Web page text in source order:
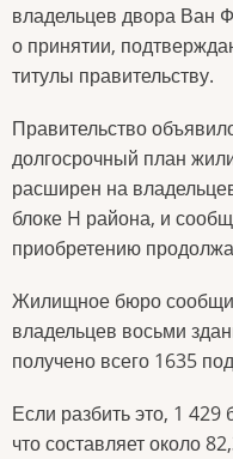
владельцев двора Ван
о принятии,
титулы правительству.
Правительство
долгосрочный план
расширен на
блоке H района, и
приобретению
Жилищное бюро
владельцев восьми
получено всего 1635
Если разбить это, 1 429
что составляет около